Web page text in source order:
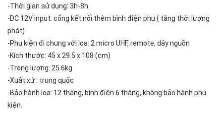
-Thời gian sử dụng: 3h-8h
-DC 12V input: cổng kết nối thêm bình điện phụ ( tăng thời lượng
phát)
-Phụ kiện đi chung với loa: 2 micro UHF, remote, dây nguồn
-Kích thước: 45 x 29.5 x 108 (cm)
-Trọng lượng: 25.6kg
-Xuất xứ : trung quốc
-Bảo hành loa: 12 tháng, bình điện 6 tháng, không bảo hành phụ
kiện.